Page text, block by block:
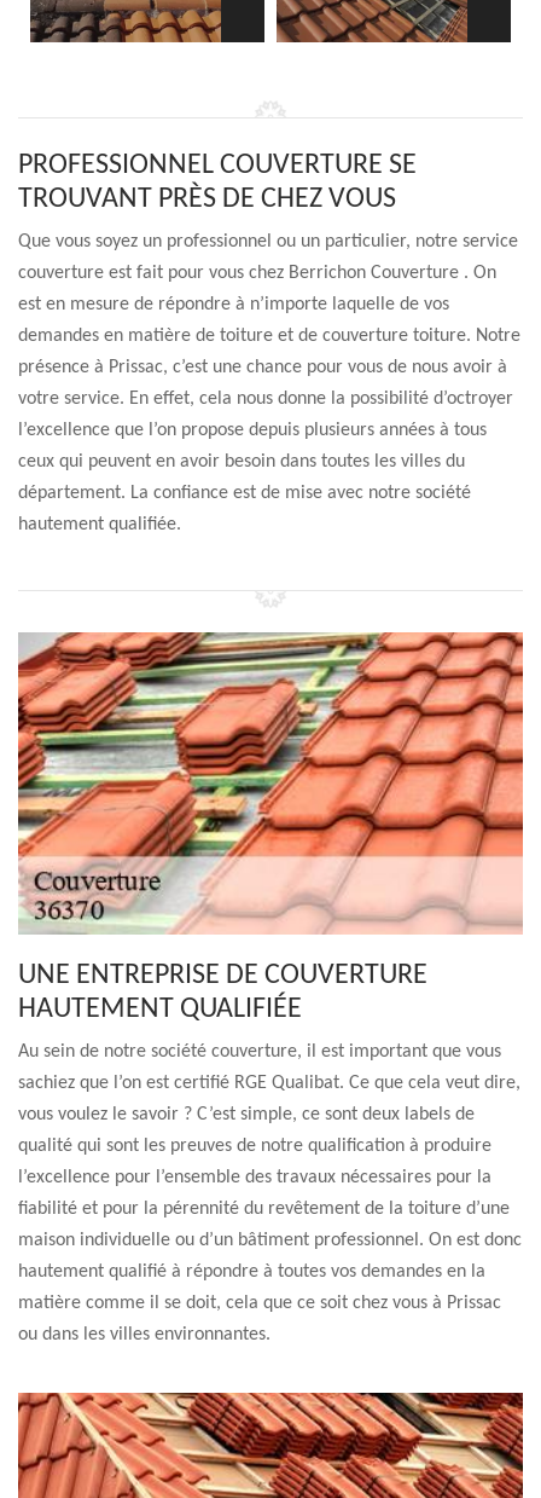
PROFESSIONNEL COUVERTURE SE
TROUVANT PRÈS DE CHEZ VOUS
Que vous soyez un professionnel ou un particulier, notre service
couverture est fait pour vous chez Berrichon Couverture . On
est en mesure de répondre à n’importe laquelle de vos
demandes en matière de toiture et de couverture toiture. Notre
présence à Prissac, c’est une chance pour vous de nous avoir à
votre service. En effet, cela nous donne la possibilité d’octroyer
l’excellence que l’on propose depuis plusieurs années à tous
ceux qui peuvent en avoir besoin dans toutes les villes du
département. La confiance est de mise avec notre société
hautement qualifiée.
UNE ENTREPRISE DE COUVERTURE
HAUTEMENT QUALIFIÉE
Au sein de notre société couverture, il est important que vous
sachiez que l’on est certifié RGE Qualibat. Ce que cela veut dire,
vous voulez le savoir ? C’est simple, ce sont deux labels de
qualité qui sont les preuves de notre qualification à produire
l’excellence pour l’ensemble des travaux nécessaires pour la
fiabilité et pour la pérennité du revêtement de la toiture d’une
maison individuelle ou d’un bâtiment professionnel. On est donc
hautement qualifié à répondre à toutes vos demandes en la
matière comme il se doit, cela que ce soit chez vous à Prissac
ou dans les villes environnantes.